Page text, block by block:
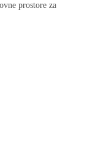
prostore za